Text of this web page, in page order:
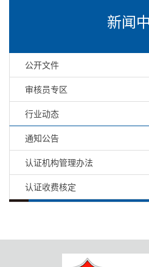
新闻
公开文件
审核员专区
行业动态
通知公告
认证机构管理办法
认证收费核定